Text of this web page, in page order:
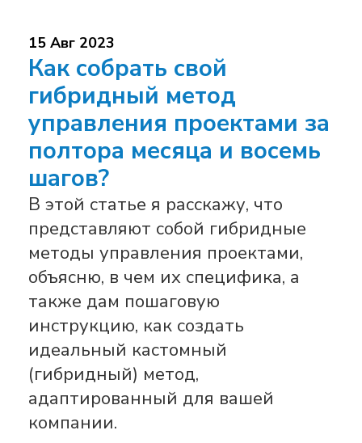
15 Авг 2023
Как собрать свой
гибридный метод
управления проектами за
полтора месяца и восемь
шагов?
В этой статье я расскажу, что
представляют собой гибридные
методы управления проектами,
объясню, в чем их специфика, а
также дам пошаговую
инструкцию, как создать
идеальный кастомный
(гибридный) метод,
адаптированный для вашей
компании.